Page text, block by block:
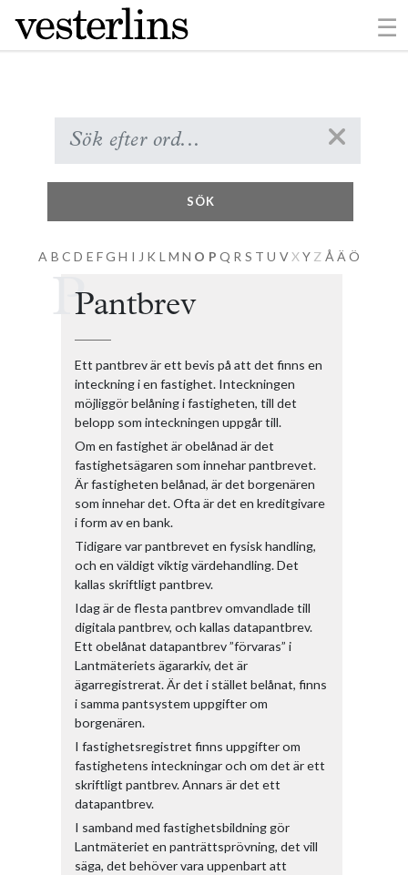
☰
×
SÖK
A B C D E FG H I J K L M N O P Q R S T U V XY Z Å Ä Ö
Ofri tomt / Ofri tomt i stad
Ombud vid lantmäteriförrättning
Områdesbestämmelse
Onerös
PPantbrev
Ett pantbrev är ett bevis på att det finns en
inteckning i en fastighet. Inteckningen
möjliggör belåning i fastigheten, till det
belopp som inteckningen uppgår till.
Om en fastighet är obelånad är det
fastighetsägaren som innehar pantbrevet.
Är fastigheten belånad, är det borgenären
som innehar det. Ofta är det en kreditgivare
i form av en bank.
Tidigare var pantbrevet en fysisk handling,
och en väldigt viktig värdehandling. Det
kallas skriftligt pantbrev.
Idag är de flesta pantbrev omvandlade till
digitala pantbrev, och kallas datapantbrev.
Ett obelånat datapantbrev ”förvaras” i
Lantmäteriets ägararkiv, det är
ägarregistrerat. Är det i stället belånat, finns
i samma pantsystem uppgifter om
borgenären.
I fastighetsregistret finns uppgifter om
fastighetens inteckningar och om det är ett
skriftligt pantbrev. Annars är det ett
datapantbrev.
I samband med fastighetsbildning gör
Lantmäteriet en panträttsprövning, det vill
säga, det behöver vara uppenbart att